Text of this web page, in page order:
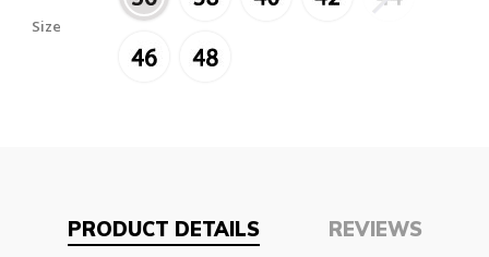
Size
PRODUCT DETAILS REVIEWS